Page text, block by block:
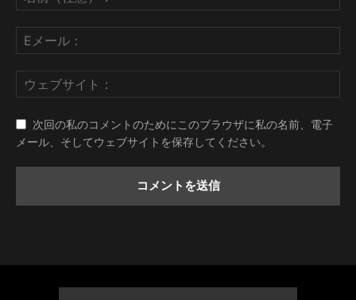
次回の私のコメントのためにこのブラウザに私の名前、電子
メール、そしてウェブサイトを保存してください。